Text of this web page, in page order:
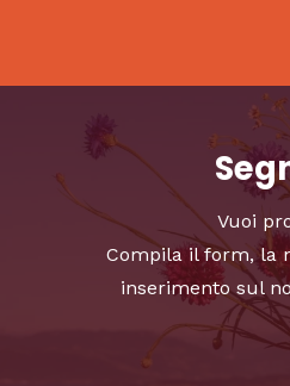
Vuoi
Compila il form, la
inserimento sul